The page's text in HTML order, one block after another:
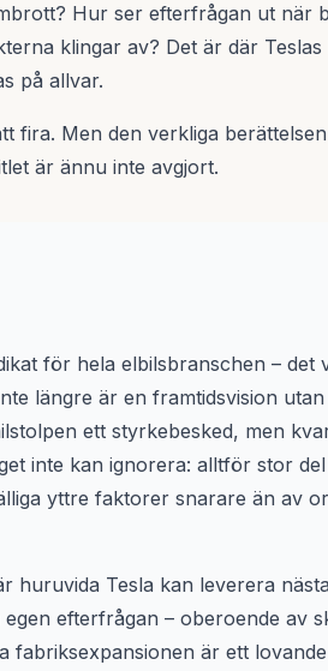
Hur ser efterfrågan ut när
klingar av? Det är där Teslas
på allvar.
fira. Men den verkliga
är ännu inte avgjort.
för hela elbilsbranschen – det
längre är en framtidsvision
ett styrkebesked, men
inte kan ignorera: alltför stor
yttre faktorer snarare än av
huruvida Tesla kan leverera
efterfrågan – oberoende av
fabriksexpansionen är ett